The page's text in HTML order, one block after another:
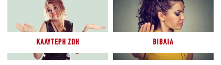
ΚΑΛΎΤΕΡΗ ΖΩΉ ΒΙΒΛΊΑ